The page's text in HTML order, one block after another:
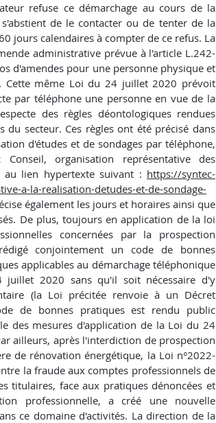
refuse ce démarchage au cours de la
de le contacter ou de tenter de la
jours calendaires à compter de ce refus. La
administrative prévue à l'article L.242-
d'amendes pour une personne physique et
même Loi du 24 juillet 2020 prévoit
par téléphone une personne en vue de la
des règles déontologiques rendues
secteur. Ces règles ont été précisé dans
d'études et de sondages par téléphone,
organisation représentative des
au lien hypertexte suivant : https://syntec-
a-la-realisation-detudes-et-de-sondage-
également les jours et horaires ainsi que
De plus, toujours en application de la loi
concernées par la prospection
conjointement un code de bonnes
applicables au démarchage téléphonique
2020 sans qu'il soit nécessaire d'y
(la Loi précitée renvoie à un Décret
de bonnes pratiques est rendu public
des mesures d'application de la Loi du 24
ailleurs, après l'interdiction de prospection
de rénovation énergétique, la Loi n°2022-
la fraude aux comptes professionnels de
titulaires, face aux pratiques dénoncées et
professionnelle, a créé une nouvelle
ce domaine d'activités. La direction de la